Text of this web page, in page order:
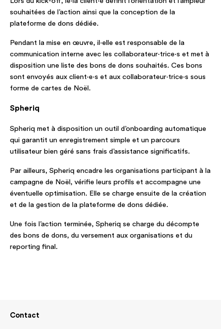
souhaitées de l’action ainsi que la conception de la
plateforme de dons dédiée.
Pendant la mise en œuvre, il·elle est responsable de la
communication interne avec les collaborateur·trice·s et met à
disposition une liste des bons de dons souhaités. Ces bons
sont envoyés aux client·e·s et aux collaborateur·trice·s sous
forme de cartes de Noël.
Spheriq
Spheriq met à disposition un outil d’onboarding automatique
qui garantit un enregistrement simple et un parcours
utilisateur bien géré sans frais d’assistance significatifs.
Par ailleurs, Spheriq encadre les organisations participant à la
campagne de Noël, vérifie leurs profils et accompagne une
éventuelle optimisation. Elle se charge ensuite de la création
et de la gestion de la plateforme de dons dédiée.
Une fois l’action terminée, Spheriq se charge du décompte
des bons de dons, du versement aux organisations et du
reporting final.
Contact